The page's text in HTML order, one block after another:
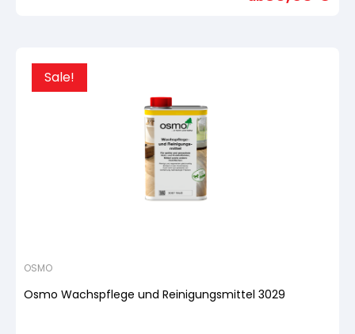
Sale!
OSMO
Osmo Wachspflege und Reinigungsmittel 3029